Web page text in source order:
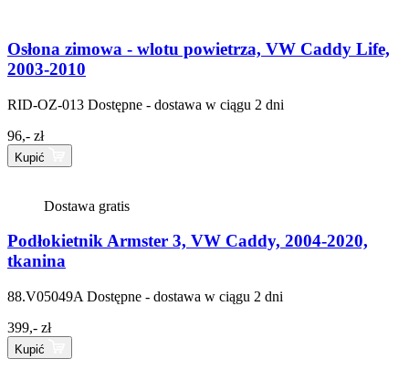
Osłona zimowa - wlotu powietrza, VW Caddy Life,
2003-2010
RID-OZ-013 Dostępne - dostawa w ciągu 2 dni
96,- zł
Kupić
Dostawa gratis
Podłokietnik Armster 3, VW Caddy, 2004-2020,
tkanina
88.V05049A Dostępne - dostawa w ciągu 2 dni
399,- zł
Kupić